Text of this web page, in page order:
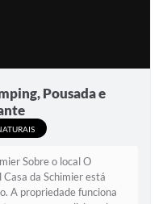
Pousada e
Sobre o local O
da Schimier está
A propriedade funciona